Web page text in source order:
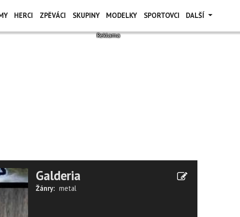
HERCI ZPĚVÁCI SKUPINY MODELKY SPORTOVCI DALŠÍ
Galderia
Žánry: metal